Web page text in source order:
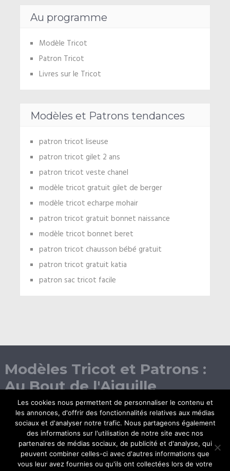
Au programme
Modèle Tricot
Patron Tricot
Livres sur le Tricot
Modèles et Patrons tendances
patron tricot liseuse
patron tricot gilet 2 ans
patron tricot veste chanel
modèle tricot gratuit gilet de berger
modèle tricot echarpe mohair
patron tricot gratuit bonnet naissance
modèle tricot bonnet beret
patron tricot chausson bébé gratuit
patron tricot gratuit katia
patron sac tricot facile
Modèles Tricot et Patrons :
Au Bout de l'Aiguille
Les cookies nous permettent de personnaliser le contenu et
les annonces, d'offrir des fonctionnalités relatives aux médias
sociaux et d'analyser notre trafic. Nous partageons également
des informations sur l'utilisation de notre site avec nos
partenaires de médias sociaux, de publicité et d'analyse, qui
peuvent combiner celles-ci avec d'autres informations que
vous leur avez fournies ou qu'ils ont collectées lors de votre